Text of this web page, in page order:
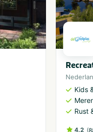
Kids
Rust
4.2 (